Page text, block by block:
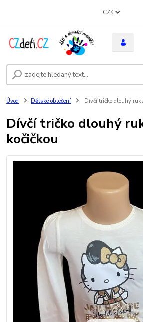
CZK
Úvod Dětské oblečení Dívčí tričko dlouhý
Dívčí tričko dlouhý
kočičkou